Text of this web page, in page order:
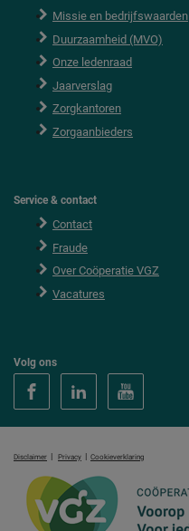
Missie en bedrijfswaarden
Duurzaamheid (MVO)
Onze ledenraad
Jaarverslag
Zorgkantoren
Zorgaanbieders
Service & contact
Contact
Fraude
Over Coöperatie VGZ
Vacatures
Volg ons
Disclaimer Privacy Cookieverklaring